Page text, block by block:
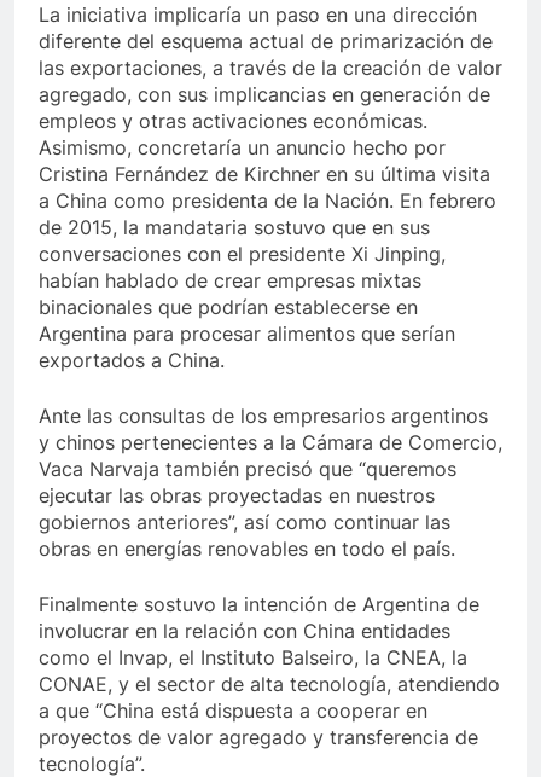
La iniciativa implicaría un paso en una dirección
diferente del esquema actual de primarización de
las exportaciones, a través de la creación de valor
agregado, con sus implicancias en generación de
empleos y otras activaciones económicas.
Asimismo, concretaría un anuncio hecho por
Cristina Fernández de Kirchner en su última visita
a China como presidenta de la Nación. En febrero
de 2015, la mandataria sostuvo que en sus
conversaciones con el presidente Xi Jinping,
habían hablado de crear empresas mixtas
binacionales que podrían establecerse en
Argentina para procesar alimentos que serían
exportados a China.
Ante las consultas de los empresarios argentinos
y chinos pertenecientes a la Cámara de Comercio,
Vaca Narvaja también precisó que “queremos
ejecutar las obras proyectadas en nuestros
gobiernos anteriores”, así como continuar las
obras en energías renovables en todo el país.
Finalmente sostuvo la intención de Argentina de
involucrar en la relación con China entidades
como el Invap, el Instituto Balseiro, la CNEA, la
CONAE, y el sector de alta tecnología, atendiendo
a que “China está dispuesta a cooperar en
proyectos de valor agregado y transferencia de
tecnología”.